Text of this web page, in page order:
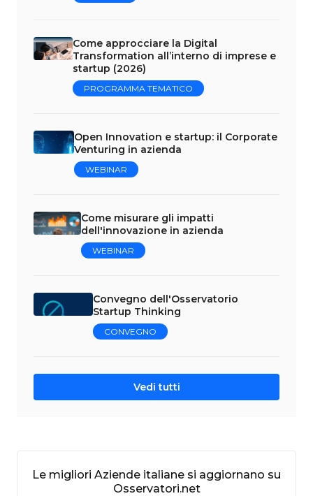
Come approcciare la Digital
Transformation all’interno di imprese e
startup (2026)
PROGRAMMA TEMATICO
Open Innovation e startup: il Corporate
Venturing in azienda
WEBINAR
Come misurare gli impatti
dell'innovazione in azienda
WEBINAR
Convegno dell'Osservatorio
Startup Thinking
CONVEGNO
Vedi tutti
Le migliori Aziende italiane si aggiornano su
Osservatori.net